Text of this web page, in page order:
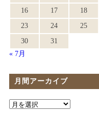
16
17 18
23
24 25
30
31
« 7月
月間アーカイブ